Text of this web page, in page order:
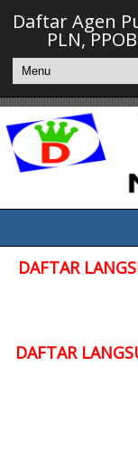
Daftar Agen
PLN,
DAFTAR
DAFTAR